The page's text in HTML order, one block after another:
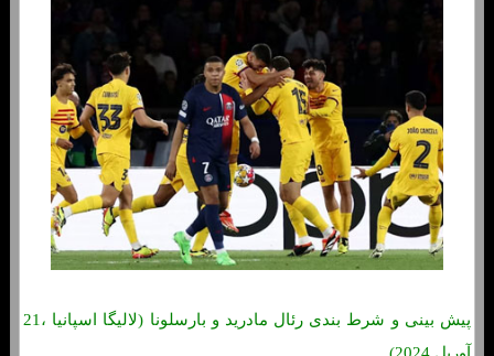
پیش بینی و شرط بندی رئال مادرید و بارسلونا (لالیگا اسپانیا ،21